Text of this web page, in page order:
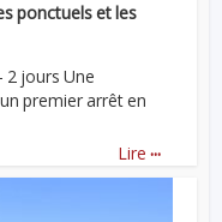
ponctuels et les
2 jours Une
premier arrêt en
Lire ...